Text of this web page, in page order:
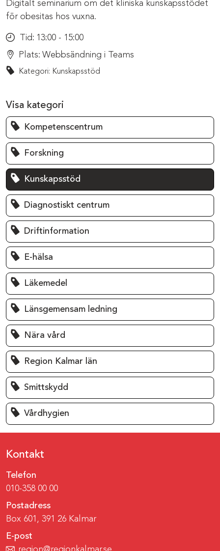
Digitalt seminarium om det kliniska kunskapsstödet
för obesitas hos vuxna.
Tid: 13:00 - 15:00
Plats: Webbsändning i Teams
Kategori: Kunskapsstöd
Visa kategori
Kompetenscentrum
Forskning
Kunskapsstöd
Diagnostiskt centrum
Driftinformation
E-hälsa
Läkemedel
Länsgemensam ledning
Nära vård
Region Kalmar län
Smittskydd
Vårdhygien
Kontakt
Telefon
010-358 00 00
Postadress
Box 601, 391 26 Kalmar
E-post